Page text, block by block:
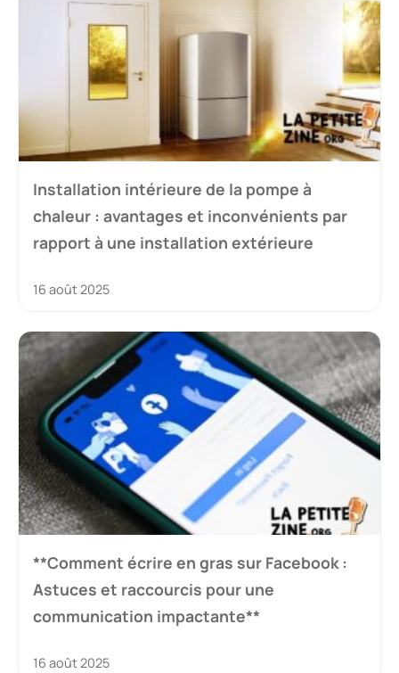
Installation intérieure de la pompe à
chaleur : avantages et inconvénients par
rapport à une installation extérieure
16 août 2025
**Comment écrire en gras sur Facebook :
Astuces et raccourcis pour une
communication impactante**
16 août 2025